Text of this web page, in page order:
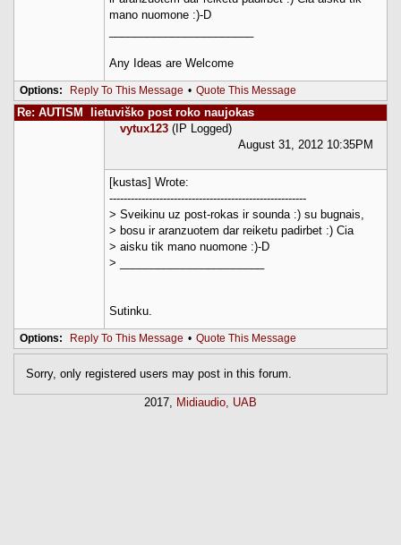
mano nuomone :)-D
Any Ideas are Welcome
Options: Reply To This Message • Quote This Message
Re: AUTISM  lietuviško post roko naujokas
vytux123 (IP Logged)
August 31, 2012 10:35PM
[kustas] Wrote:
-------------------------------------------------------
> Sveikinu uz post-rokas ir sounda :) su bugnais,
> bosu ir aranzuotem dar reiketu padirbet :) Cia
> aisku tik mano nuomone :)-D
> _______________________
Sutinku.
Options: Reply To This Message • Quote This Message
Sorry, only registered users may post in this forum.
2017, Midiaudio, UAB